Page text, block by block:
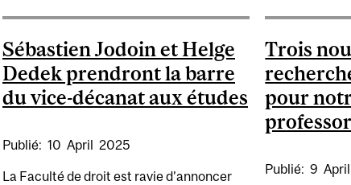
Sébastien Jodoin et Helge
Dedek prendront la barre
du vice-décanat aux études
Publié: 10 April 2025
La Faculté de droit est ravie d’annoncer
Trois
pour
Publié: 9 April